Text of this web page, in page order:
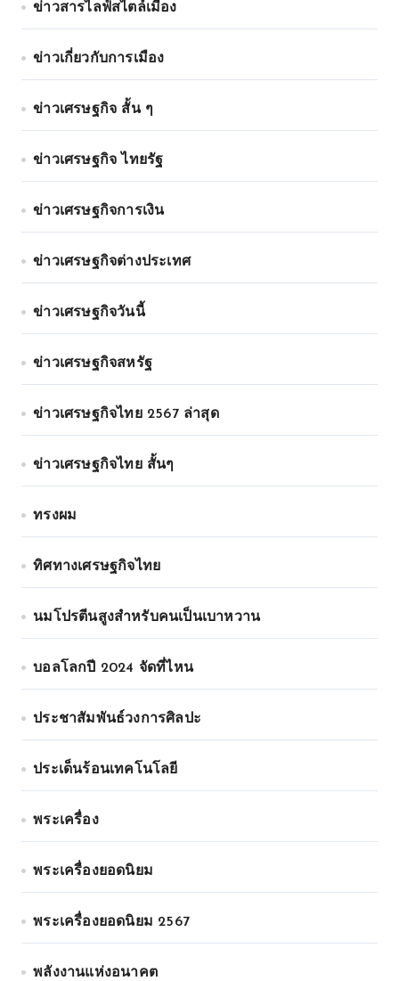
ข่าวสารไลฟ์สไตล์เมือง
ข่าวเกี่ยวกับการเมือง
ข่าวเศรษฐกิจ สั้น ๆ
ข่าวเศรษฐกิจ ไทยรัฐ
ข่าวเศรษฐกิจการเงิน
ข่าวเศรษฐกิจต่างประเทศ
ข่าวเศรษฐกิจวันนี้
ข่าวเศรษฐกิจสหรัฐ
ข่าวเศรษฐกิจไทย 2567 ล่าสุด
ข่าวเศรษฐกิจไทย สั้นๆ
ทรงผม
ทิศทางเศรษฐกิจไทย
นมโปรตีนสูงสำหรับคนเป็นเบาหวาน
บอลโลกปี 2024 จัดที่ไหน
ประชาสัมพันธ์วงการศิลปะ
ประเด็นร้อนเทคโนโลยี
พระเครื่อง
พระเครื่องยอดนิยม
พระเครื่องยอดนิยม 2567
พลังงานแห่งอนาคต